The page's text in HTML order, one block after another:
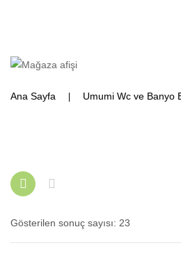
Ana Sayfa Umumi Wc ve Banyo
Gösterilen sonuç sayısı: 23